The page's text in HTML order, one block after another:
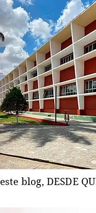
blog, DESDE